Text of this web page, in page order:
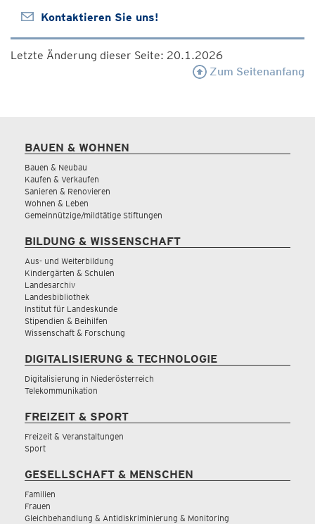
Kontaktieren Sie uns!
Letzte Änderung dieser Seite: 20.1.2026
Zum Seitenanfang
BAUEN & WOHNEN
Bauen & Neubau
Kaufen & Verkaufen
Sanieren & Renovieren
Wohnen & Leben
Gemeinnützige/mildtätige Stiftungen
BILDUNG & WISSENSCHAFT
Aus- und Weiterbildung
Kindergärten & Schulen
Landesarchiv
Landesbibliothek
Institut für Landeskunde
Stipendien & Beihilfen
Wissenschaft & Forschung
DIGITALISIERUNG & TECHNOLOGIE
Digitalisierung in Niederösterreich
Telekommunikation
FREIZEIT & SPORT
Freizeit & Veranstaltungen
Sport
GESELLSCHAFT & MENSCHEN
Familien
Frauen
Gleichbehandlung & Antidiskriminierung & Monitoring